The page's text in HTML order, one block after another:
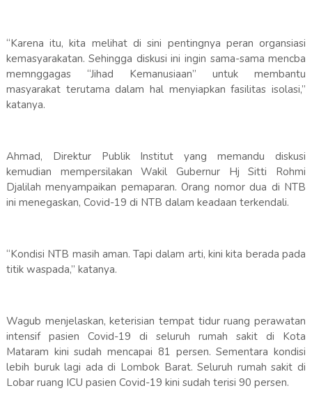
“Karena itu, kita melihat di sini pentingnya peran organsiasi
kemasyarakatan. Sehingga diskusi ini ingin sama-sama mencba
memnggagas “Jihad Kemanusiaan” untuk membantu
masyarakat terutama dalam hal menyiapkan fasilitas isolasi,”
katanya.
Ahmad, Direktur Publik Institut yang memandu diskusi
kemudian mempersilakan Wakil Gubernur Hj Sitti Rohmi
Djalilah menyampaikan pemaparan. Orang nomor dua di NTB
ini menegaskan, Covid-19 di NTB dalam keadaan terkendali.
“Kondisi NTB masih aman. Tapi dalam arti, kini kita berada pada
titik waspada,” katanya.
Wagub menjelaskan, keterisian tempat tidur ruang perawatan
intensif pasien Covid-19 di seluruh rumah sakit di Kota
Mataram kini sudah mencapai 81 persen. Sementara kondisi
lebih buruk lagi ada di Lombok Barat. Seluruh rumah sakit di
Lobar ruang ICU pasien Covid-19 kini sudah terisi 90 persen.